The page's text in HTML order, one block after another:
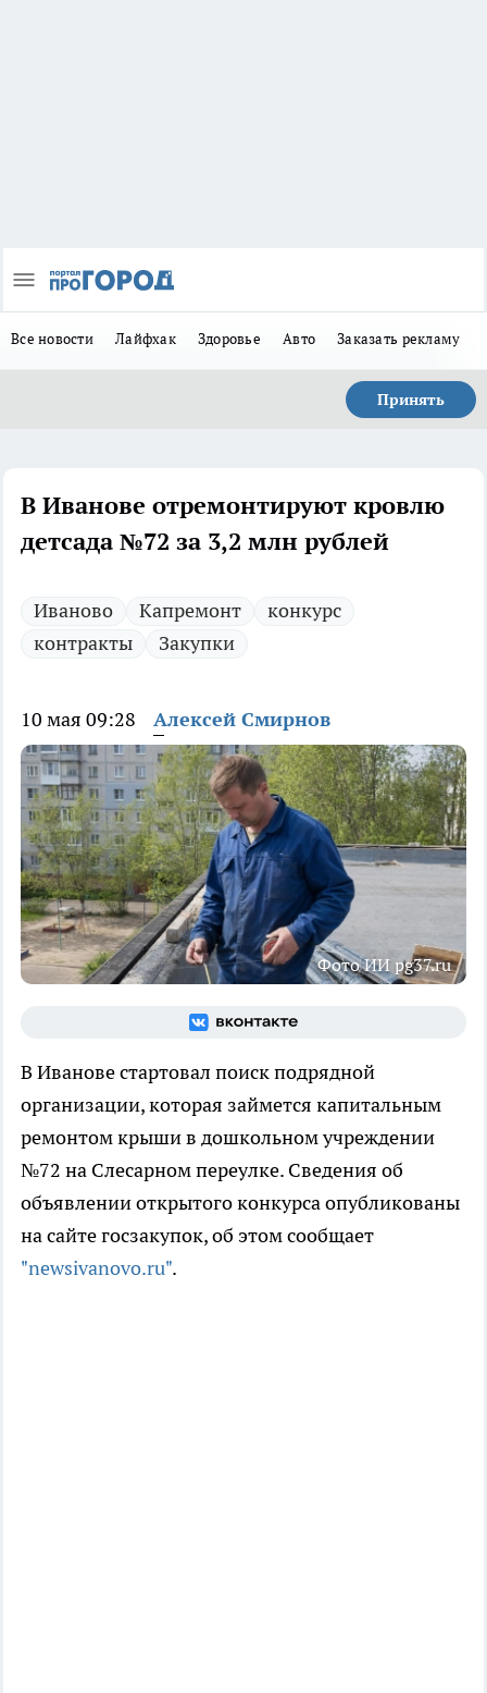
Все новости Лайфхак Здоровье Авто Заказать рекламу
Принять
В Иванове отремонтируют кровлю
детсада №72 за 3,2 млн рублей
Иваново Капремонт
конкурс
контракты
Закупки
10 мая 09:28 Алексей Смирнов
Фото ИИ pg37.ru
В Иванове стартовал поиск подрядной
организации, которая займется капитальным
ремонтом крыши в дошкольном учреждении
№72 на Слесарном переулке. Сведения об
объявлении открытого конкурса опубликованы
на сайте госзакупок, об этом сообщает
"newsivanovo.ru".